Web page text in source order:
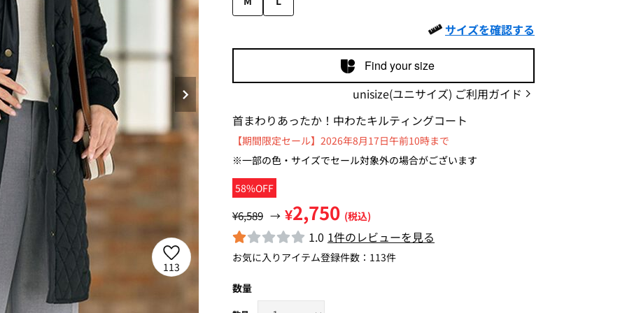
113
サイズを確認する
Find your size
unisize(ユニサイズ) ご利用ガイド
首まわりあったか！中わたキルティングコート
58%OFF
【期間限定セール】2026年8月17日午前10時まで
※一部の色・サイズでセール対象外の場合がございます
¥6,589 → ¥2,750 (税込)
1.0 1件のレビューを見る
お気に入りアイテム登録件数： 113件
数量